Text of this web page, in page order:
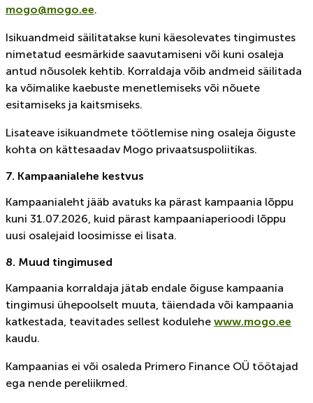
mogo@mogo.ee.
Isikuandmeid säilitatakse kuni käesolevates tingimustes
nimetatud eesmärkide saavutamiseni või kuni osaleja
antud nõusolek kehtib. Korraldaja võib andmeid säilitada
ka võimalike kaebuste menetlemiseks või nõuete
esitamiseks ja kaitsmiseks.
Lisateave isikuandmete töötlemise ning osaleja õiguste
kohta on kättesaadav Mogo privaatsuspoliitikas.
7. Kampaanialehe kestvus
Kampaanialeht jääb avatuks ka pärast kampaania lõppu
kuni 31.07.2026, kuid pärast kampaaniaperioodi lõppu
uusi osalejaid loosimisse ei lisata.
8. Muud tingimused
Kampaania korraldaja jätab endale õiguse kampaania
tingimusi ühepoolselt muuta, täiendada või kampaania
katkestada, teavitades sellest kodulehe www.mogo.ee
kaudu.
Kampaanias ei või osaleda Primero Finance OÜ töötajad
ega nende pereliikmed.